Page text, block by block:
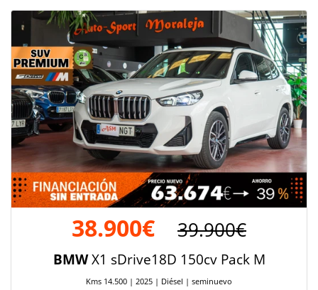
38.900€ 39.900€
BMWX1 sDrive18D 150cv Pack M
Kms 14.500 | 2025 | Diésel | seminuevo